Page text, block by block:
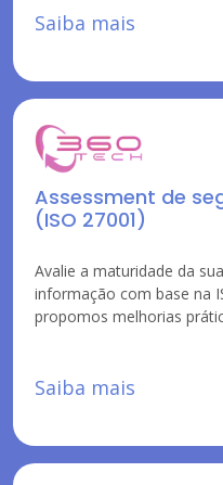
Saiba mais
Assessment de
(ISO 27001)
Avalie a maturidade da
informação com base na
propomos melhorias
Saiba mais